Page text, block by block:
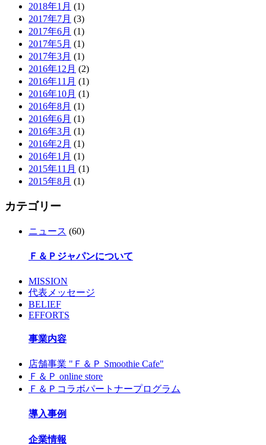
2018年1月 (1)
2017年7月 (3)
2017年6月 (1)
2017年5月 (1)
2017年3月 (1)
2016年12月 (2)
2016年11月 (1)
2016年10月 (1)
2016年8月 (1)
2016年6月 (1)
2016年3月 (1)
2016年2月 (1)
2016年1月 (1)
2015年11月 (1)
2015年8月 (1)
カテゴリー
ニュース (60)
Ｆ＆Ｐジャパンについて
MISSION
代表メッセージ
BELIEF
EFFORTS
事業内容
店舗事業 "Ｆ＆Ｐ Smoothie Cafe"
Ｆ＆Ｐ online store
Ｆ＆Ｐコラボパートナープログラム
導入事例
企業情報